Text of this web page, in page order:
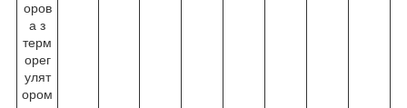
оров
а з
терм
орег
улят
ором